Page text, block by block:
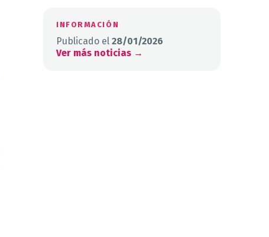
INFORMACIÓN
Publicado el 28/01/2026
Ver más noticias →